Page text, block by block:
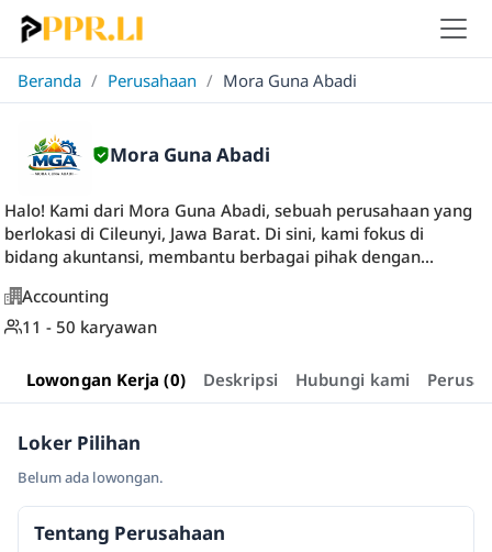
Beranda / Perusahaan / Mora Guna Abadi
Mora Guna Abadi
Halo! Kami dari Mora Guna Abadi, sebuah perusahaan yang
berlokasi di Cileunyi, Jawa Barat. Di sini, kami fokus di
bidang akuntansi, membantu berbagai pihak dengan...
Accounting
11 - 50 karyawan
Lowongan Kerja (0) Deskripsi Hubungi kami
Loker Pilihan
Belum ada lowongan.
Tentang Perusahaan